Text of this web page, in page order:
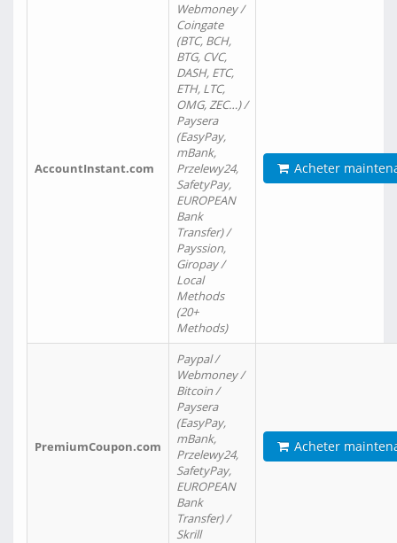
AccountInstant.com
Webmoney /
Coingate
(BTC, BCH,
BTG, CVC,
DASH, ETC,
ETH, LTC,
OMG, ZEC…) /
Paysera
(EasyPay,
mBank,
Przelewy24,
SafetyPay,
EUROPEAN
Bank
Transfer) /
Payssion,
Giropay /
Local
Methods
(20+
Methods)
Acheter
PremiumCoupon.com
Paypal /
Webmoney /
Bitcoin /
Paysera
(EasyPay,
mBank,
Przelewy24,
SafetyPay,
EUROPEAN
Bank
Transfer) /
Skrill
Acheter